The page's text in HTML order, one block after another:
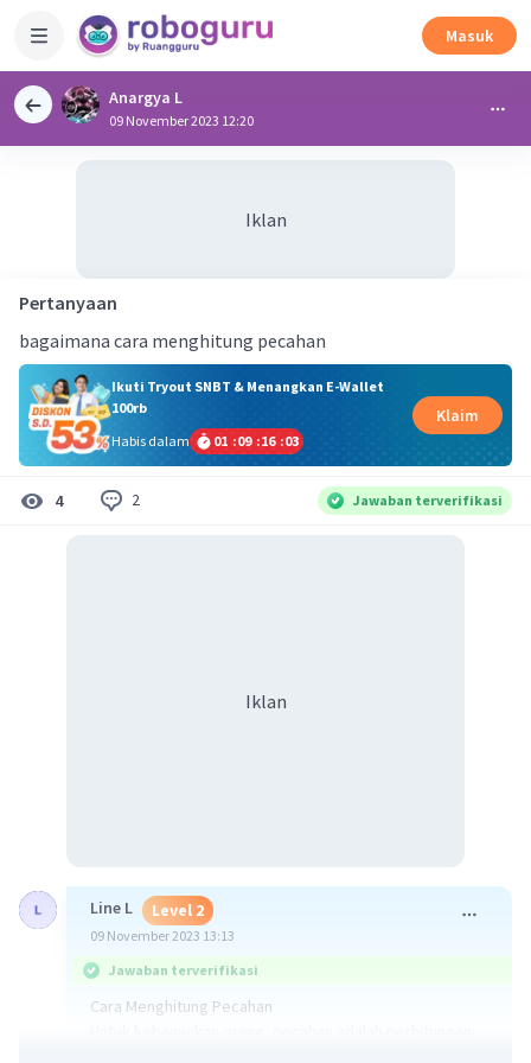
Masuk
Anargya L
09 November 2023 12:20
Iklan
Pertanyaan
bagaimana cara menghitung pecahan
Ikuti Tryout SNBT & Menangkan E-Wallet
100rb
Habis dalam
01 :09 :16 :03
Klaim
4 2 Jawaban terverifikasi
Iklan
Line L Level 2
09 November 2023 13:13
Jawaban terverifikasi
Cara Menghitung Pecahan